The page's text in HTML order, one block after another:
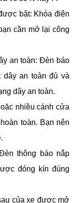
bật: Khóa điện
cần mở lại công
an toàn: Đèn báo
dây an toàn đủ và
dây an toàn.
nhiều cánh cửa
toàn. Bạn nên
thông báo nắp
đóng kín đúng
của xe được mở